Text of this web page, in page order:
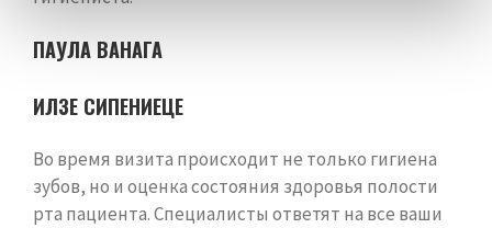
ПАУЛА ВАНАГА
ИЛЗЕ СИПЕНИЕЦЕ
Во время визита происходит не только гигиена
зубов, но и оценка состояния здоровья полости
рта пациента. Специалисты ответят на все ваши